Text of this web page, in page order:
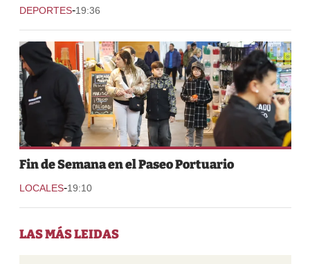
DEPORTES-19:36
Fin de Semana en el Paseo Portuario
LOCALES-19:10
LAS MÁS LEIDAS